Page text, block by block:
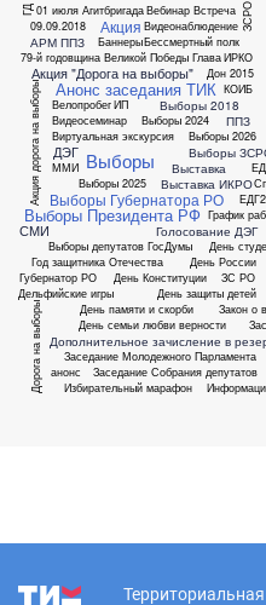
01 июля
09.09.2018
79-й годовщина Великой Победы
АРМ ППЗ
Агитбригада
Акция
Акция "Дорога на выборы"
Акция дорога на выборы Анонс заседания ТИК
БаннерыБессмертный полк
Вебинар
Велопробег
Видеонаблюдение
Видеосеминар
Виртуальная экскурсия
Встреча
Выборы
Выборы 2018
Выборы 2024
Выборы 2025
Выборы 2026
Выборы Губернатора РО
Выборы
Выборы Президента РФ
Выборы депутатов ГосДумы
Выставка
Выставка ИКРО
ГД
Глава
Год защитника Отечества
Голосование ДЭГ
График
Губернатор РО
ДЭГ
Дельфийские игры
День Конституции
День России
День защиты детей
День памяти и скорби
День семьи любви верности
День
Дон 2015
Дополнительное зачисление в
Дорога на выборы
ЗС РО
ЗСРО
Закон о
Заседание Молодежного Парламента
Заседание Собрания депутатов
ИП
ИРКО
Избирательный марафон
КОИБ
ММИ
ППЗ
СМИ
анонс